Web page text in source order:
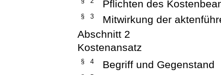
Pflichten des
§ 3
Mitwirkung der
Abschnitt 2
Kostenansatz
§ 4 Begriff und Gegenstand